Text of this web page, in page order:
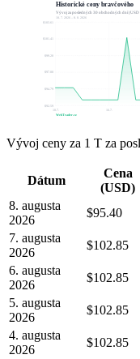
Historické ceny bravčového
Vývoj za posledných 30 obchodných dní (USD
10. 7. 2026 – 8. 8. 2026
$94.79
$99.20
$101.41
10.7. 16.7.
WebTrader.cz
Vývoj ceny za 1 T za
Dátum
Cena
(USD)
8. augusta
2026
$95.40
7. augusta
2026
$102.85
6. augusta
2026
$102.85
5. augusta
2026
$102.85
4. augusta
2026
$102.85